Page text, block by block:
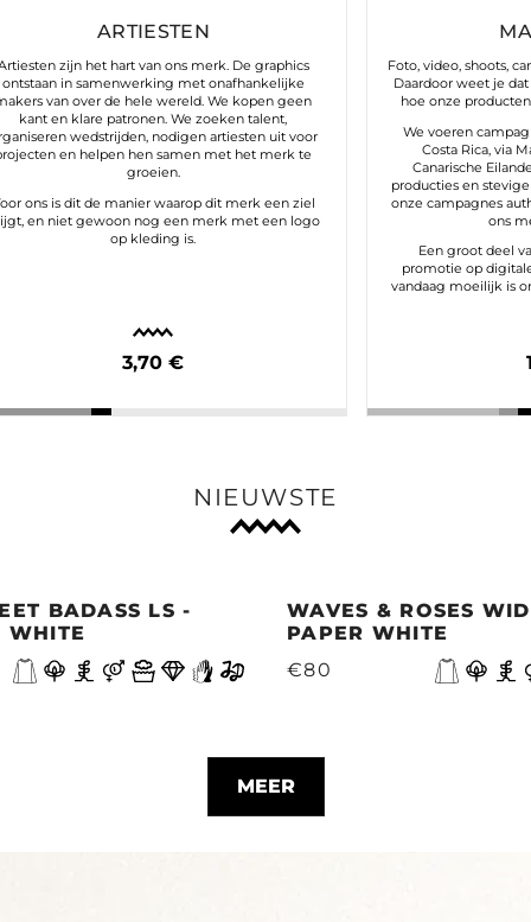
ARTIESTEN
zijn het hart van ons merk. De graphics
ontstaan in samenwerking met onafhankelijke
van over de hele wereld. We kopen geen
kant en klare patronen. We zoeken talent,
wedstrijden, nodigen artiesten uit voor
en helpen hen samen met het merk te
groeien.
ons is dit de manier waarop dit merk een ziel
en niet gewoon nog een merk met een logo
op kleding is.
3,70 €
Foto, video, shoots,
Daardoor weet je
hoe onze
We voeren
Costa Rica, via
Canarische
producties en
onze campagnes
ons
Een groot deel
promotie op
vandaag moeilijk is
NIEUWSTE
BADASS LS -
WHITE
WAVES & ROSES
PAPER WHITE
€80
MEER